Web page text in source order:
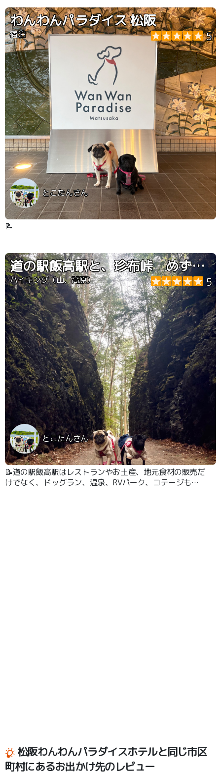
わんわんパラダイス 松阪
宿泊 5
とこたんさん
📝
道の駅飯高駅と、珍布峠 めずらしとうげ
ハイキング（山、高原） 5
とこたんさん
📝道の駅飯高駅はレストランやお土産、地元食材の販売だ
けでなく、ドッグラン、温泉、RVパーク、コテージもあ
松阪わんわんパラダイスホテルと同じ市区
町村にあるお出かけ先のレビュー